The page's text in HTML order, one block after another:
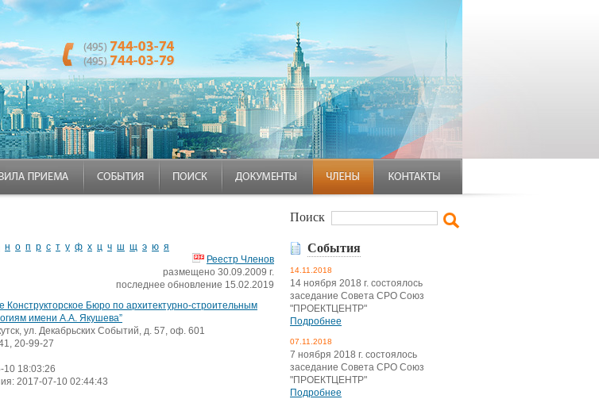
н о п р с т у ф х ц ч ш щ э ю я
Реестр Членов
размещено 30.09.2009 г.
последнее обновление 15.02.2019
Бюро по архитектурно-строительным
имени А.А. Якушева”
ул. Декабрьских Событий, д. 57, оф. 601
20-99-27
10 18:03:26
2017-07-10 02:44:43
Поиск
События
14.11.2018
14 ноября 2018 г. состоялось
заседание Совета СРО Союз
"ПРОЕКТЦЕНТР"
Подробнее
07.11.2018
7 ноября 2018 г. состоялось
заседание Совета СРО Союз
"ПРОЕКТЦЕНТР"
Подробнее